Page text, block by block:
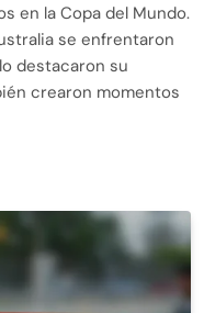
en la Copa del Mundo.
se enfrentaron
destacaron su
crearon momentos